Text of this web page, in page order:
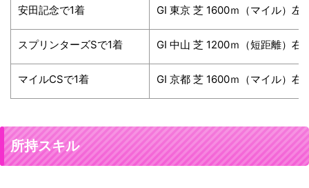
安田記念で1着 GⅠ 東京 芝 1600ｍ（マイル）左
スプリンターズSで1着 GⅠ 中山 芝 1200ｍ（短距離）右
マイルCSで1着 GⅠ 京都 芝 1600ｍ（マイル）右
所持スキル